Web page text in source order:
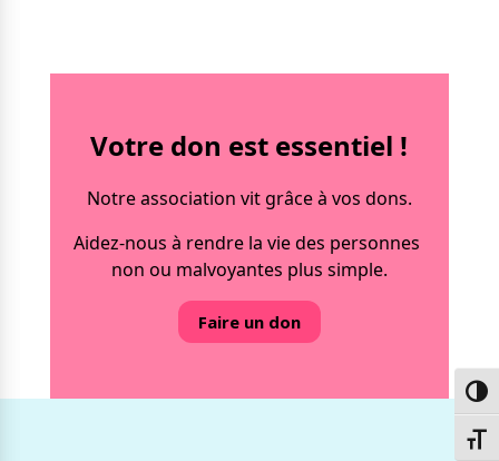
Votre don est essentiel !
Notre association vit grâce à vos dons.
Aidez-nous à rendre la vie des personnes
non ou malvoyantes plus simple.
Faire un don